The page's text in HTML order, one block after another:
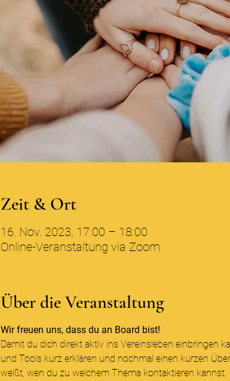
Zeit & Ort
16. Nov. 2023, 17:00 – 18:00
Online-Veranstaltung via Zoom
Über die Veranstaltung
Wir freuen uns, dass du an Board bist!
Damit du dich direkt aktiv ins Vereinsleben einbringen
und Tools kurz erklären und nochmal einen kurzen
weißt, wen du zu welchem Thema kontaktieren kannst.